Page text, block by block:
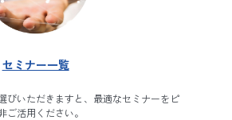
セミナー一覧
びいただきますと、最適なセミナーをピ
ご活用ください。